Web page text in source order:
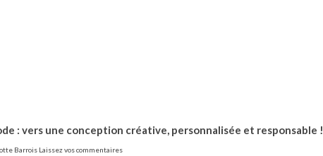
: vers une conception créative, personnalisée et responsable !
Barrois Laissez vos commentaires